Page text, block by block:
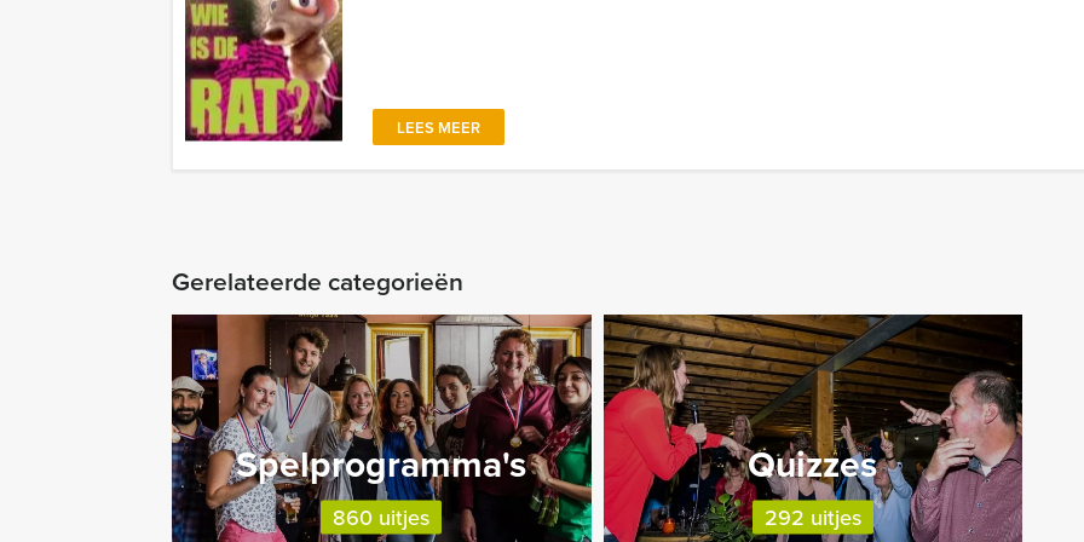
LEES MEER
Gerelateerde categorieën
Spelprogramma's
860 uitjes
Quizzes
292 uitjes